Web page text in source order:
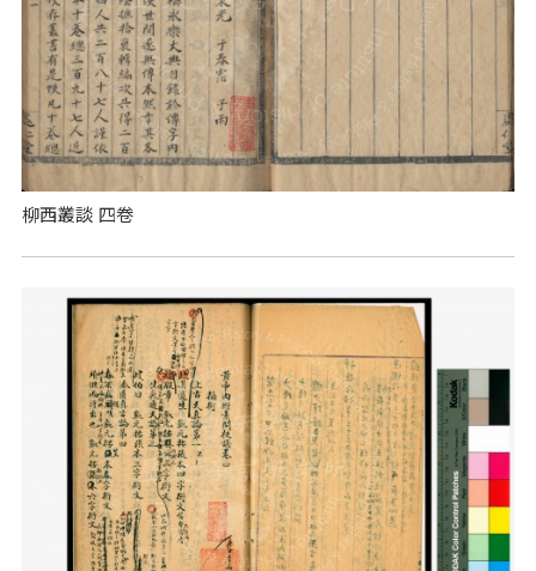
柳西叢談 四卷